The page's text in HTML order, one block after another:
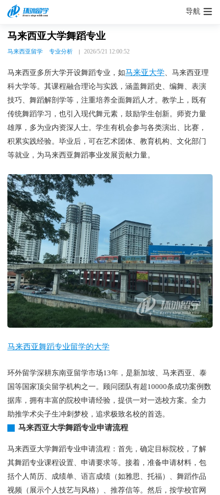
导航
马来西亚大学舞蹈专业
马来西亚留学 专业分析 2026/5/21 12:00:52
马来西亚多所大学开设舞蹈专业，如马来亚大学 、马来西亚理
科大学等。其课程融合理论与实践，涵盖舞蹈史、编舞、表演
技巧、舞蹈解剖学等，注重培养全面舞蹈人才。教学上，既有
传统舞蹈学习，也引入现代舞元素，鼓励学生创新。师资力量
雄厚，多为业内资深人士。学生有机会参与各类演出、比赛，
积累实践经验。毕业后，可在艺术团体、教育机构、文化部门
等就业，为马来西亚舞蹈事业发展贡献力量。
马来西亚舞蹈专业留学的大学
环外留学深耕东南亚留学市场13年，是新加坡、马来西亚、泰
国等国家顶尖留学机构之一。顾问团队有超10000条成功案例数
据库，拥有丰富的院校申请经验，提供一对一选校方案。全力
助推学术尖子生冲刺梦校，追求极致名校的首选。
马来西亚大学舞蹈专业申请流程
马来西亚大学舞蹈专业申请流程：首先，确定目标院校，了解
其舞蹈专业课程设置、申请要求等。接着，准备申请材料，包
括个人简历、成绩单、语言成绩（如雅思、托福）、舞蹈作品
视频（展示个人技艺与风格）、推荐信等。然后，按学校官网